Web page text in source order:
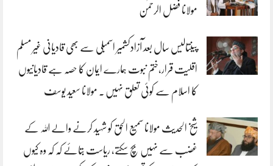
مولانا فضل الرحمٰن
پینتالیس سال بعد آزادکشمیر اسمبلی سے بھی قادیانی غیر مسلم
اقلیت قرار،ختم نبوت ہمارے ایمان کا حصہ ہے قادیانیوں
کا اسلام سے کوئی تعلق نہیں . مولانا سعید یوسف
شیخ الحدیث مولانا سمیع الحق کو شہید کرنے والے اللہ کے
غضب سے نہیں بچ سکتے، ریاست بتائے کہ کہ وہ کیوں